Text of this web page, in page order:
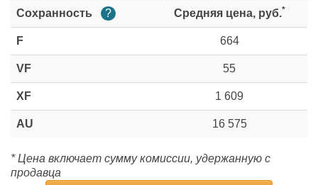
Сохранность ? Средняя цена, руб.*
F 664
VF 55
XF 1 609
AU 16 575
* Цена включает сумму комиссии, удержанную с
продавца